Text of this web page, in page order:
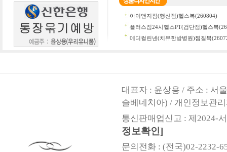
대표자 : 윤상용 / 주소 : 서
슬베네치아) / 개인정보관
통신판매업신고 : 제2024-
정보확인]
문의전화 : (전국)02-2232-